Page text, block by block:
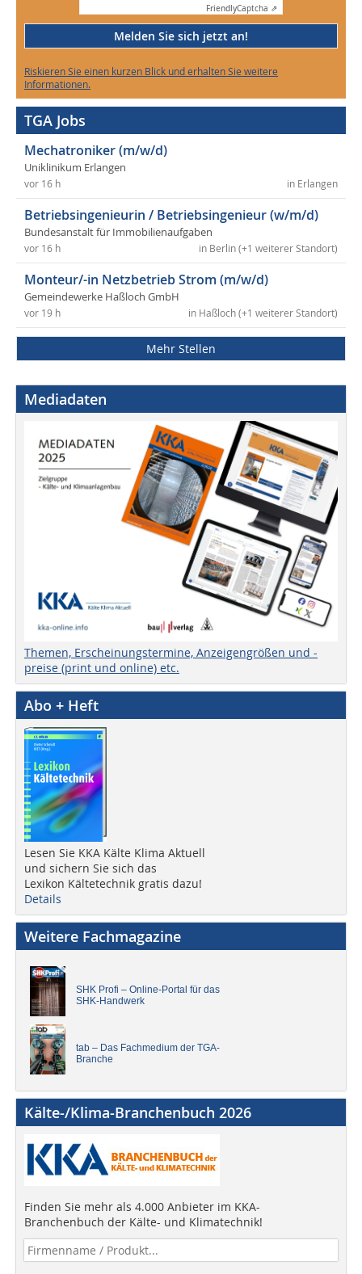
FriendlyCaptcha ⇗
Melden Sie sich jetzt an!
Riskieren Sie einen kurzen Blick und erhalten Sie weitere
Informationen.
TGA Jobs
Mechatroniker (m/w/d)
Uniklinikum Erlangen
in Erlangen
vor 16 h
Betriebsingenieurin / Betriebsingenieur (w/m/d)
Bundesanstalt für Immobilienaufgaben
in Berlin (+1 weiterer Standort)
vor 16 h
Monteur/-in Netzbetrieb Strom (m/w/d)
Gemeindewerke Haßloch GmbH
in Haßloch (+1 weiterer Standort)
vor 19 h
Mehr Stellen
Mediadaten
Themen, Erscheinungstermine, Anzeigengrößen und -
preise (print und online) etc.
Abo + Heft
Lesen Sie KKA Kälte Klima Aktuell
und sichern Sie sich das
Lexikon Kältetechnik gratis dazu!
Details
Weitere Fachmagazine
SHK Profi – Online-Portal für das
SHK-Handwerk
tab – Das Fachmedium der TGA-
Branche
Kälte-/Klima-Branchenbuch 2026
Finden Sie mehr als 4.000 Anbieter im KKA-
Branchenbuch der Kälte- und Klimatechnik!